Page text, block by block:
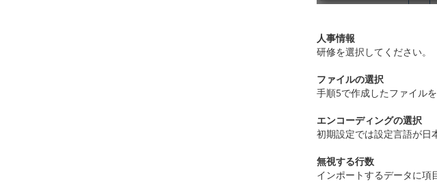
人事情報
研修を選択してください。
ファイルの選択
手順5で作成したファイル
エンコーディングの選択
初期設定では設定言語が日
無視する行数
インポートするデータに項